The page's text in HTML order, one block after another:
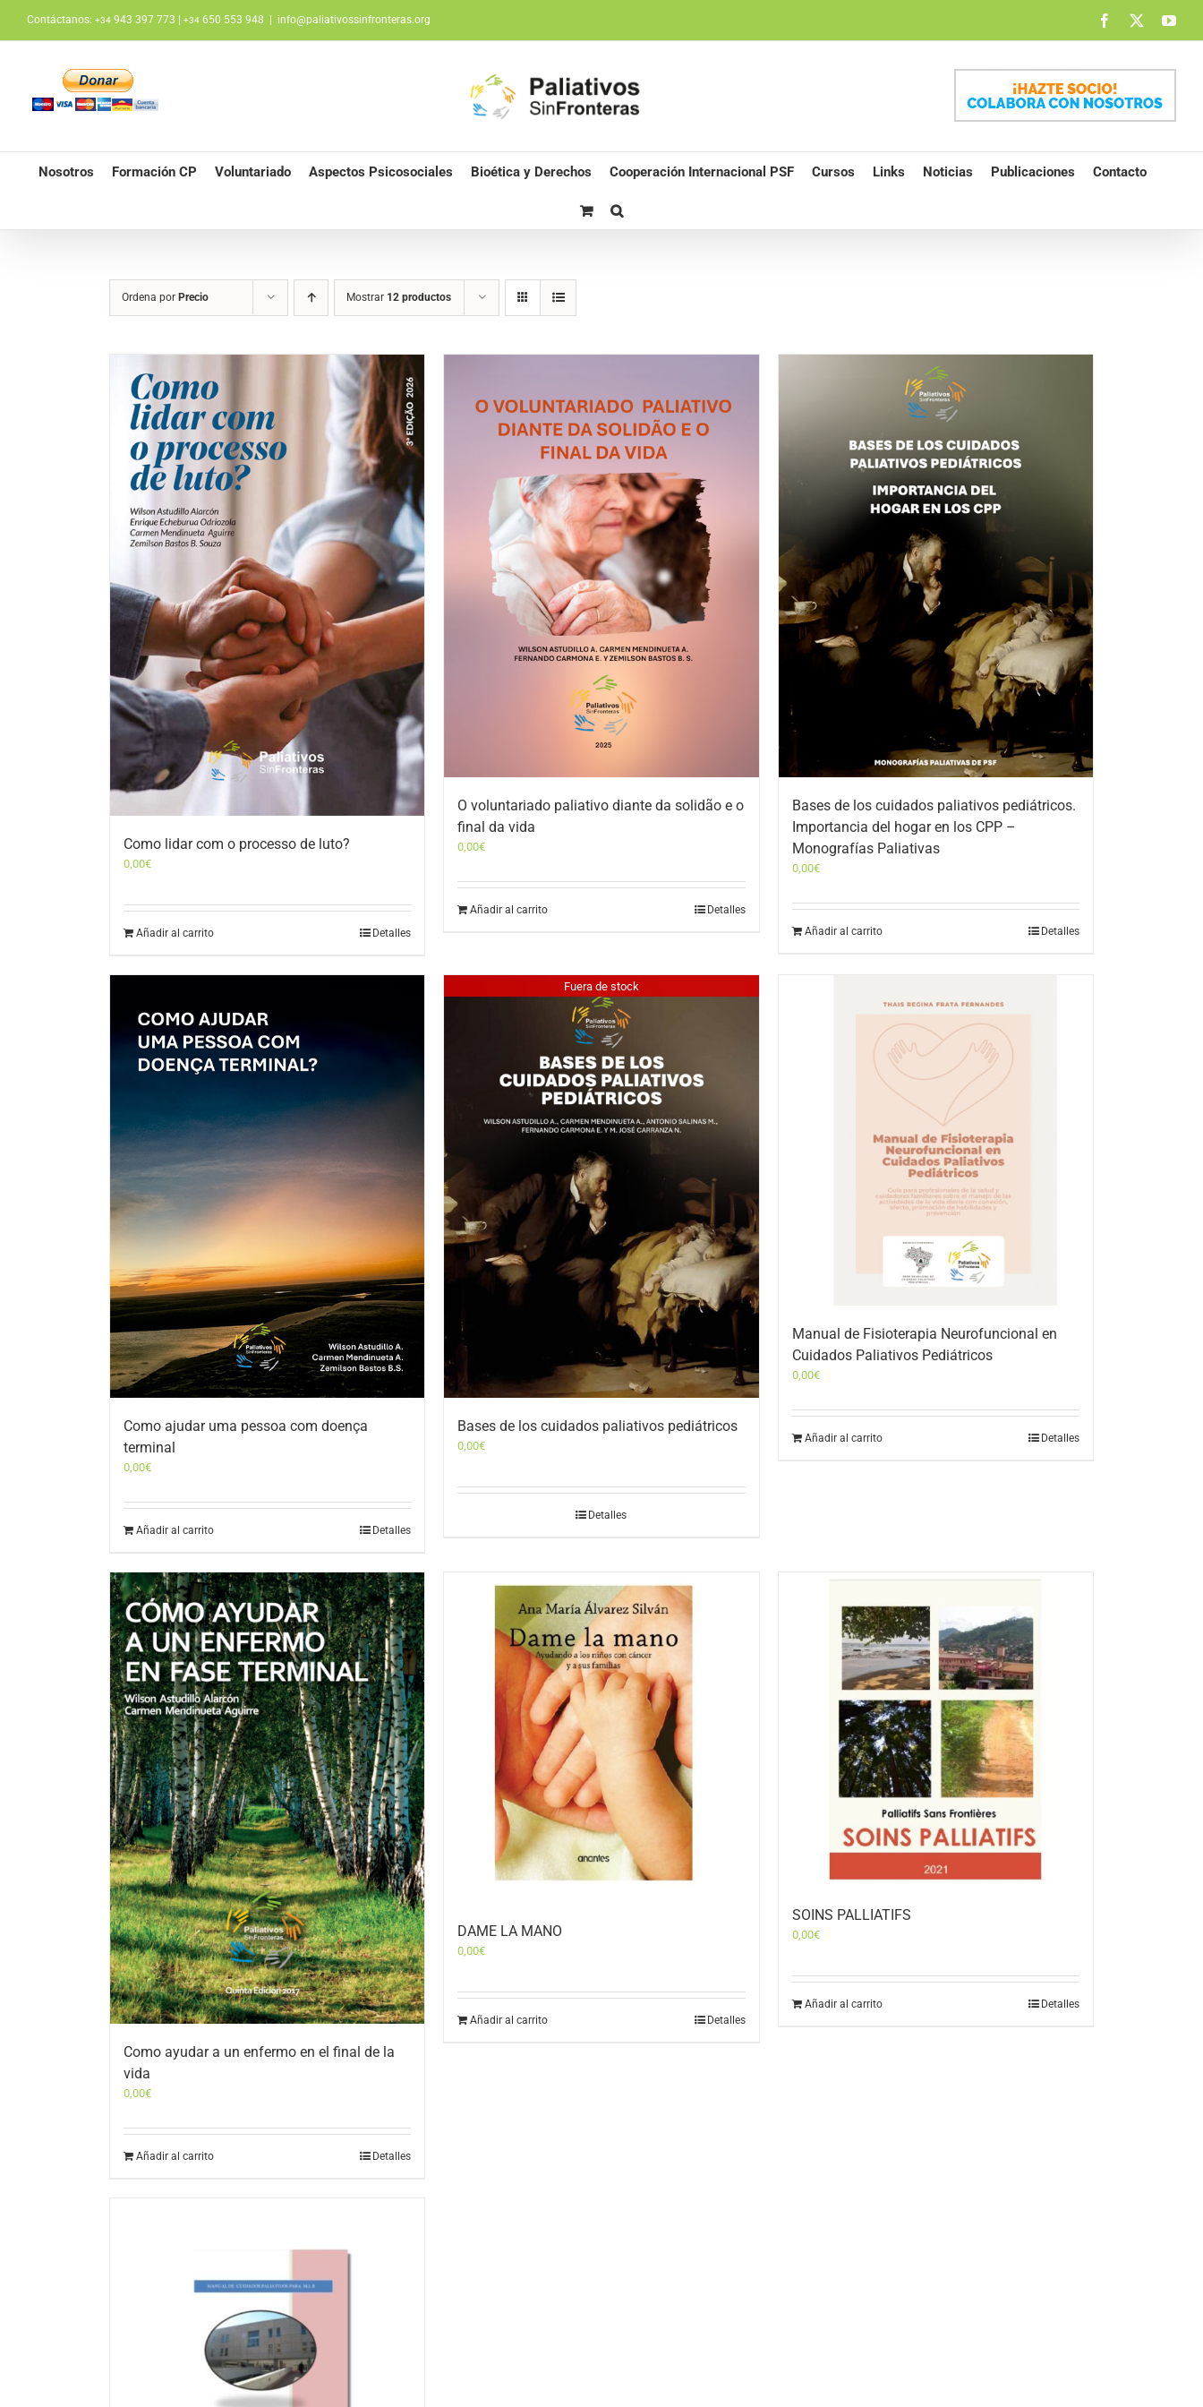
contenido
Contáctanos: +34 943 397 773 | +34 650 553 948 info@paliativossinfronteras.org Facebook
Nosotros Formación CP Voluntariado Aspectos Psicosociales Bioética y Derechos Cooperación Internacional PSF Cursos Links Noticias Publicaciones Contacto
Ordena por Precio Mostrar 12 productos
Como lidar com o processo de luto?
0,00€
Añadir al carrito Detalles
O voluntariado paliativo diante da solidão e o
final da vida
0,00€
Añadir al carrito Detalles
Bases de los cuidados paliativos pediátricos.
Importancia del hogar en los CPP –
Monografías Paliativas
0,00€
Añadir al carrito Detalles
Como ajudar uma pessoa com doença
terminal
0,00€
Añadir al carrito Detalles
Fuera de stock
Bases de los cuidados paliativos pediátricos
0,00€
Detalles
Manual de Fisioterapia Neurofuncional en
Cuidados Paliativos Pediátricos
0,00€
Añadir al carrito Detalles
Como ayudar a un enfermo en el final de la
vida
0,00€
Añadir al carrito Detalles
DAME LA MANO
0,00€
Añadir al carrito Detalles
SOINS PALLIATIFS
0,00€
Añadir al carrito Detalles